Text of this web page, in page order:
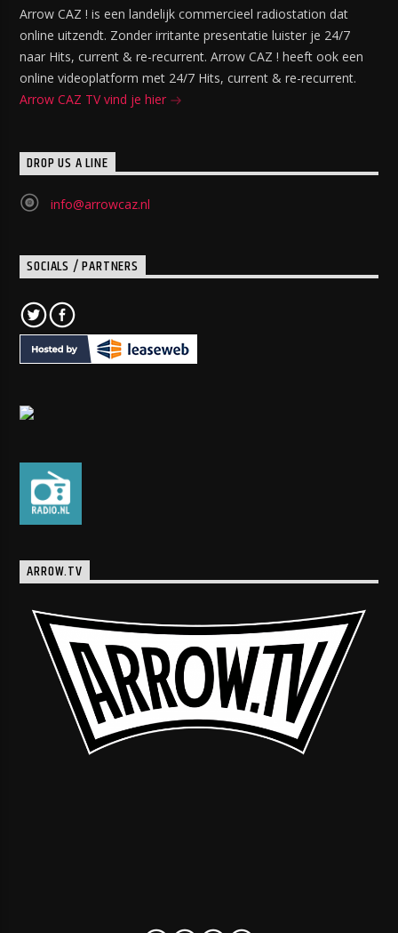
Arrow CAZ ! is een landelijk commercieel radiostation dat
online uitzendt. Zonder irritante presentatie luister je 24/7
naar Hits, current & re-recurrent. Arrow CAZ ! heeft ook een
online videoplatform met 24/7 Hits, current & re-recurrent.
Arrow CAZ TV vind je hier
DROP US A LINE
info@arrowcaz.nl
SOCIALS / PARTNERS
ARROW.TV